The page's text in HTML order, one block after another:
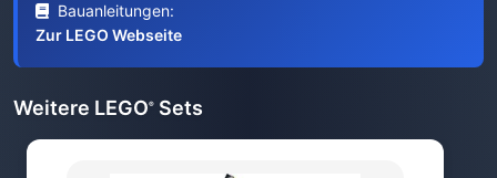
Bauanleitungen:
Zur LEGO Webseite
Weitere LEGO® Sets